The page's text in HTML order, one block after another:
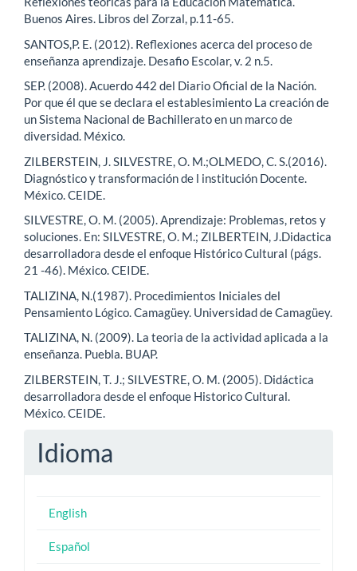
Buenos Aires. Libros del Zorzal, p.11-65.
SANTOS,P. E. (2012). Reflexiones acerca del proceso de
enseñanza aprendizaje. Desafio Escolar, v. 2 n.5.
SEP. (2008). Acuerdo 442 del Diario Oficial de la Nación.
Por que él que se declara el establesimiento La creación de
un Sistema Nacional de Bachillerato en un marco de
diversidad. México.
ZILBERSTEIN, J. SILVESTRE, O. M.;OLMEDO, C. S.(2016).
Diagnóstico y transformación de l institución Docente.
México. CEIDE.
SILVESTRE, O. M. (2005). Aprendizaje: Problemas, retos y
soluciones. En: SILVESTRE, O. M.; ZILBERTEIN, J.Didactica
desarrolladora desde el enfoque Histórico Cultural (págs.
21 -46). México. CEIDE.
TALIZINA, N.(1987). Procedimientos Iniciales del
Pensamiento Lógico. Camagüey. Universidad de Camagüey.
TALIZINA, N. (2009). La teoria de la actividad aplicada a la
enseñanza. Puebla. BUAP.
ZILBERSTEIN, T. J.; SILVESTRE, O. M. (2005). Didáctica
desarrolladora desde el enfoque Historico Cultural.
México. CEIDE.
Idioma
English
Español